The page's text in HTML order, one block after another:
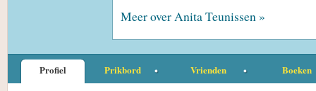
Meer over Anita Teunissen »
Profiel Prikbord Vrienden Boeken